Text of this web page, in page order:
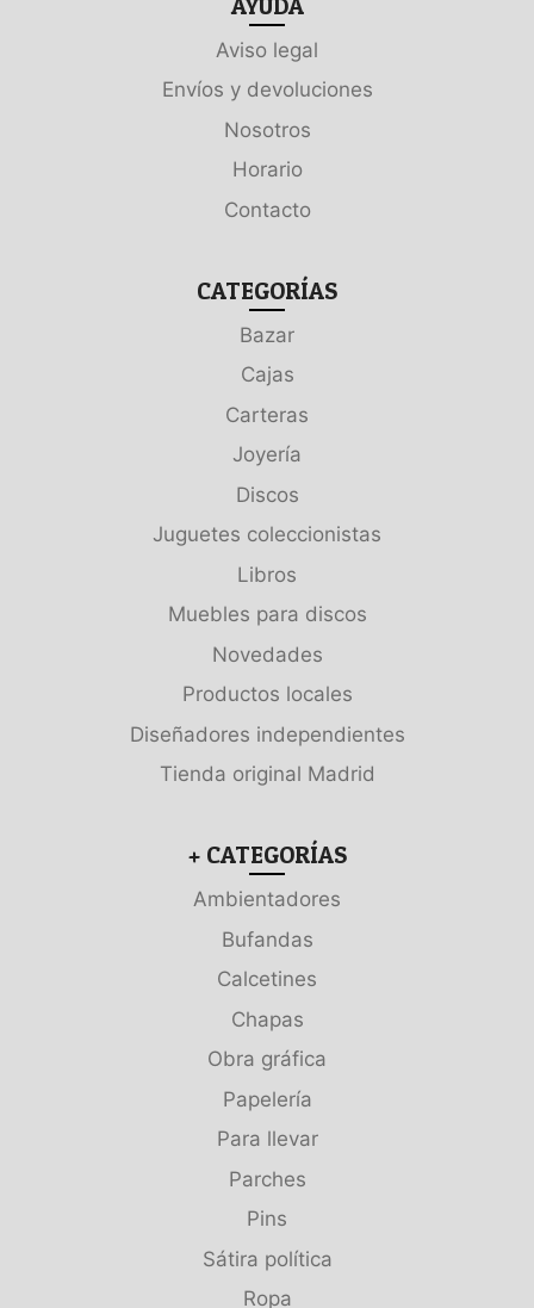
AYUDA
Aviso legal
Envíos y devoluciones
Nosotros
Horario
Contacto
CATEGORÍAS
Bazar
Cajas
Carteras
Joyería
Discos
Juguetes coleccionistas
Libros
Muebles para discos
Novedades
Productos locales
Diseñadores independientes
Tienda original Madrid
+ CATEGORÍAS
Ambientadores
Bufandas
Calcetines
Chapas
Obra gráfica
Papelería
Para llevar
Parches
Pins
Sátira política
Ropa